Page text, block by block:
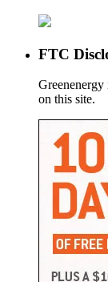
FTC
Greenenergy
on this site.